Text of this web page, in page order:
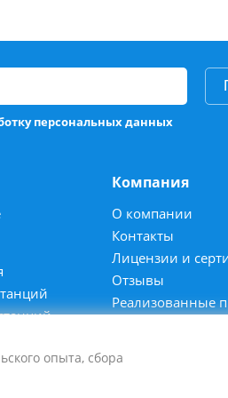
персональных данных
Компания
О компании
Контакты
Лицензии и
Отзывы
Реализованные
опыта, сбора